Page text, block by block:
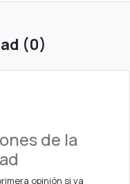
(0)
de la
opinión si ya